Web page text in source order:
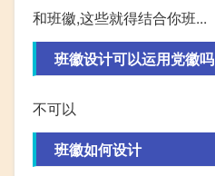
和班徽,这些就得结合你班...
班徽设计可以运用党徽吗
不可以
班徽如何设计